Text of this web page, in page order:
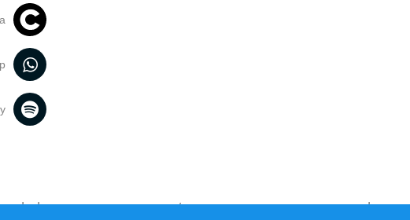
בבעלותך זכויות יוצרים בתכנים שנמצאים פה ו/או השימוש שנעשה בתכנים אלה